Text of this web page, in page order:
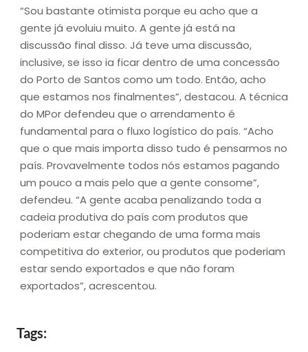
“Sou bastante otimista porque eu acho que a
gente já evoluiu muito. A gente já está na
discussão final disso. Já teve uma discussão,
inclusive, se isso ia ficar dentro de uma concessão
do Porto de Santos como um todo. Então, acho
que estamos nos finalmentes”, destacou. A técnica
do MPor defendeu que o arrendamento é
fundamental para o fluxo logístico do país. “Acho
que o que mais importa disso tudo é pensarmos no
país. Provavelmente todos nós estamos pagando
um pouco a mais pelo que a gente consome”,
defendeu. “A gente acaba penalizando toda a
cadeia produtiva do país com produtos que
poderiam estar chegando de uma forma mais
competitiva do exterior, ou produtos que poderiam
estar sendo exportados e que não foram
exportados”, acrescentou.
Tags: